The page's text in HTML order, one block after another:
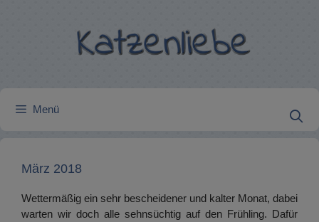
Menü
März 2018
Wettermäßig ein sehr bescheidener und kalter Monat, dabei
warten wir doch alle sehnsüchtig auf den Frühling. Dafür